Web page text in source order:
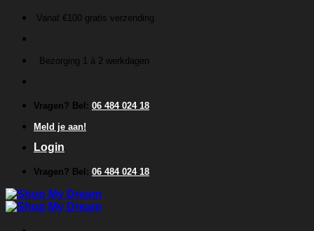
inhoud
Vanaf €100 gratis verzending
Bezorging 1 á 2 werkdagen
Vragen? Bel: 06 484 024 18
Meld je aan!
Login
Vragen? Bel: 06 484 024 18